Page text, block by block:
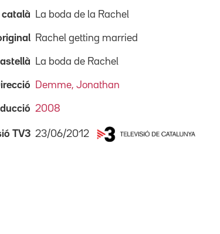
català La boda de la Rachel
Rachel getting married
La boda de Rachel
Demme, Jonathan
2008
TV3 23/06/2012